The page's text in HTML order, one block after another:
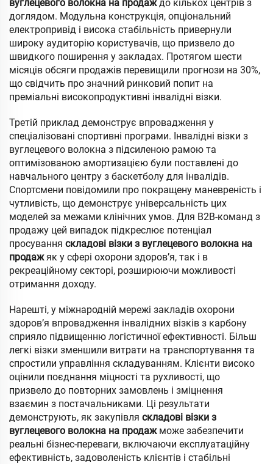
вуглецевого волокна на продаждо кількох центрів з
доглядом. Модульна конструкція, опціональний
електропривід і висока стабільність привернули
широку аудиторію користувачів, що призвело до
швидкого поширення у закладах. Протягом шести
місяців обсяги продажів перевищили прогнози на 30%,
що свідчить про значний ринковий попит на
преміальні високопродуктивні інвалідні візки.
Третій приклад демонструє впровадження у
спеціалізовані спортивні програми. Інвалідні візки з
вуглецевого волокна з підсиленою рамою та
оптимізованою амортизацією були поставлені до
навчального центру з баскетболу для інвалідів.
Спортсмени повідомили про покращену маневреність і
чутливість, що демонструє універсальність цих
моделей за межами клінічних умов. Для B2B-команд з
продажу цей випадок підкреслює потенціал
просування складові візки з вуглецевого волокна на
продажяк у сфері охорони здоров’я, так і в
рекреаційному секторі, розширюючи можливості
отримання доходу.
Нарешті, у міжнародній мережі закладів охорони
здоров’я впровадження інвалідних візків з карбону
сприяло підвищенню логістичної ефективності. Більш
легкі візки зменшили витрати на транспортування та
спростили управління складуванням. Клієнти високо
оцінили поєднання міцності та рухливості, що
призвело до повторних замовлень і зміцнення
взаємин з постачальниками. Ці результати
демонструють, як закупівля складові візки з
вуглецевого волокна на продаж може забезпечити
реальні бізнес-переваги, включаючи експлуатаційну
ефективність, задоволеність клієнтів і стабільні